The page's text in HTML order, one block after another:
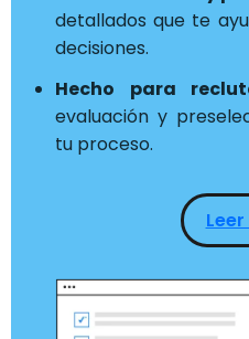
detallados que te
decisiones.
Hecho para
evaluación y
tu proceso.